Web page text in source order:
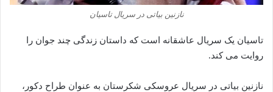
نازنین بیاتی در سریال تاسیان
تاسیان یک سریال عاشقانه است که داستان زندگی چند جوان را
روایت می‌ کند.
نازنین بیاتی در سریال عروسکی شکرستان به عنوان طراح دکور،